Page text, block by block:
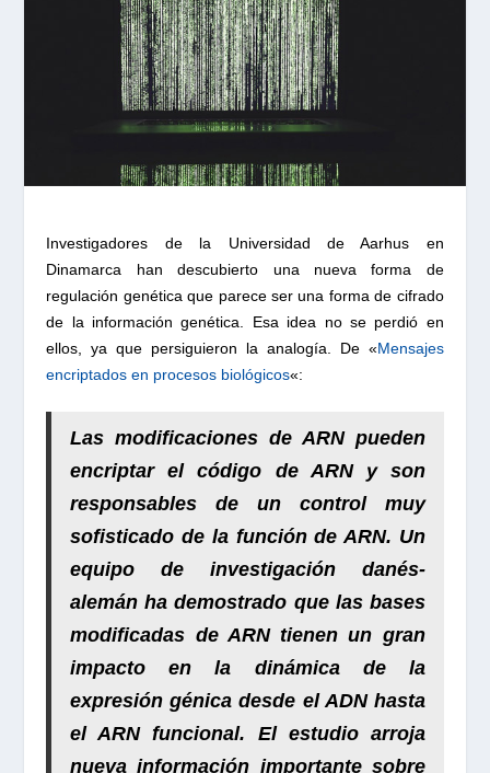
Investigadores de la Universidad de Aarhus en
Dinamarca han descubierto una nueva forma de
regulación genética que parece ser una forma de cifrado
de la información genética. Esa idea no se perdió en
ellos, ya que persiguieron la analogía. De «Mensajes
encriptados en procesos biológicos«:
Las modificaciones de ARN pueden
encriptar el código de ARNy son
responsables de un control muy
sofisticado de la función de ARN. Un
equipo de investigación danés-
alemán ha demostrado que las bases
modificadas de ARN tienen un gran
impacto en la dinámica de la
expresión génica desde el ADN hasta
el ARN funcional. El estudio arroja
nueva información importante sobre